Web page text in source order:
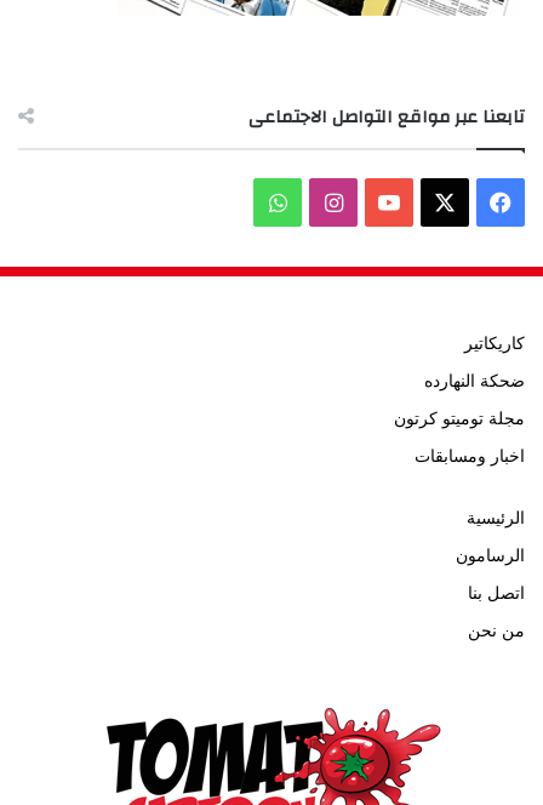
تابعنا عبر مواقع التواصل الاجتماعى
فيسبوك ‫YouTubeانستقرامواتساب
كاريكاتير
ضحكة النهارده
مجلة توميتو كرتون
اخبار ومسابقات
الرئيسية
الرسامون
اتصل بنا
من نحن